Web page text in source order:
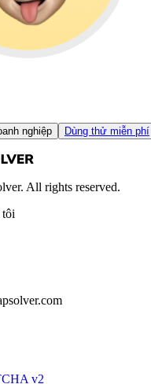
nghiệp Dùng thử miễn phí
All rights reserved.
v2